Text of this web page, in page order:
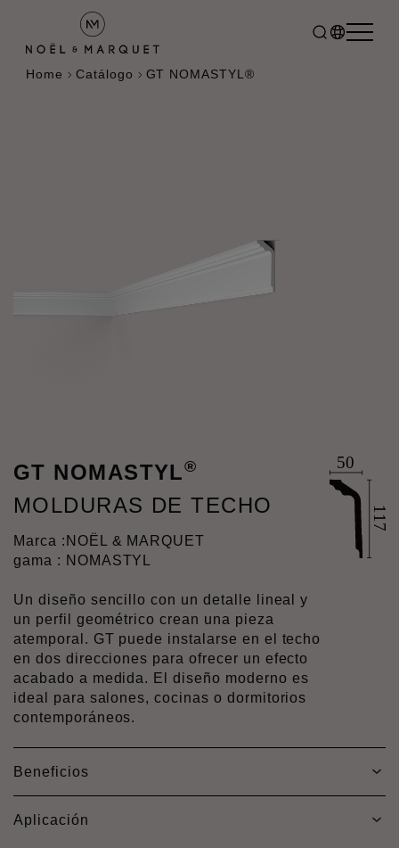
Home Catálogo GT NOMASTYL®
GT NOMASTYL®
MOLDURAS DE TECHO
Marca : NOËL & MARQUET
gama : NOMASTYL
Un diseño sencillo con un detalle lineal y
un perfil geométrico crean una pieza
atemporal. GT puede instalarse en el techo
en dos direcciones para ofrecer un efecto
acabado a medida. El diseño moderno es
ideal para salones, cocinas o dormitorios
contemporáneos.
Beneficios
Aplicación